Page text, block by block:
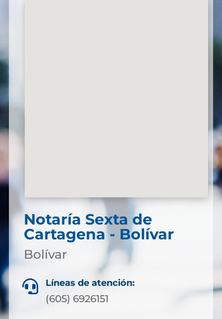
Notaría Sexta de
Cartagena - Bolívar
Bolívar
 Líneas de atención:
(605) 6926151